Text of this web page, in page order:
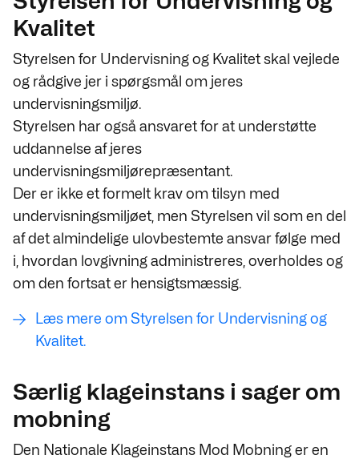
Kvalitet
Styrelsen for Undervisning og Kvalitet skal vejlede
og rådgive jer i spørgsmål om jeres
undervisningsmiljø.
Styrelsen har også ansvaret for at understøtte
uddannelse af jeres
undervisningsmiljørepræsentant.
Der er ikke et formelt krav om tilsyn med
undervisningsmiljøet, men Styrelsen vil som en del
af det almindelige ulovbestemte ansvar følge med
i, hvordan lovgivning administreres, overholdes og
om den fortsat er hensigtsmæssig.
Læs mere om Styrelsen for Undervisning og
Kvalitet.
Særlig klageinstans i sager om
mobning
Den Nationale Klageinstans Mod Mobning er en